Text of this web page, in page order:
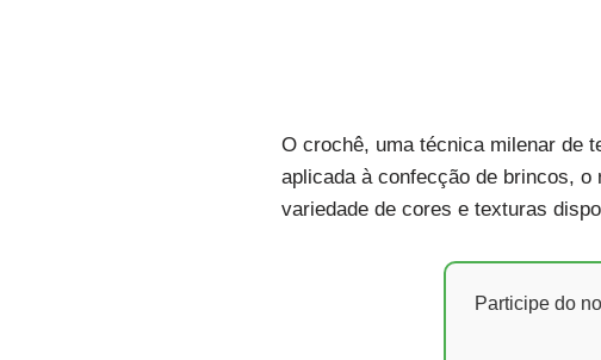
O crochê, uma técnica milenar de
aplicada à confecção de brincos,
variedade de cores e texturas
Participe do